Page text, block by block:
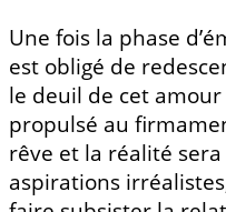
Une fois la phase
est obligé de
le deuil de cet
propulsé au
rêve et la réalité
aspirations